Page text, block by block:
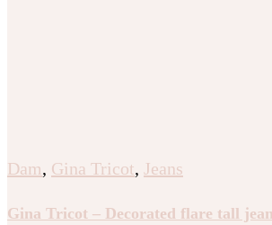
Dam, Gina Tricot, Jeans
Gina Tricot – Decorated flare tall